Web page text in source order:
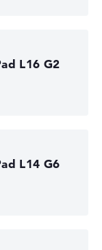
L16 G2
L14 G6